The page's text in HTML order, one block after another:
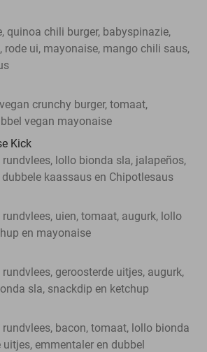
quinoa chili burger, babyspinazie,
rode ui, mayonaise, mango chili saus,
crunchy burger, tomaat,
vegan mayonaise
Kick
lollo bionda sla, jalapeños,
kaassaus en Chipotlesaus
uien, tomaat, augurk, lollo
en mayonaise
geroosterde uitjes, augurk,
sla, snackdip en ketchup
rundvlees, bacon, tomaat, lollo bionda
uitjes, emmentaler en dubbel